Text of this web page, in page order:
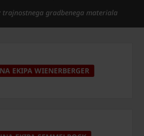
trajnostnega gradbenega materiala
EKIPA WIENERBERGER